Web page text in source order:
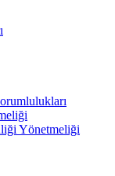
Yönetmeliği